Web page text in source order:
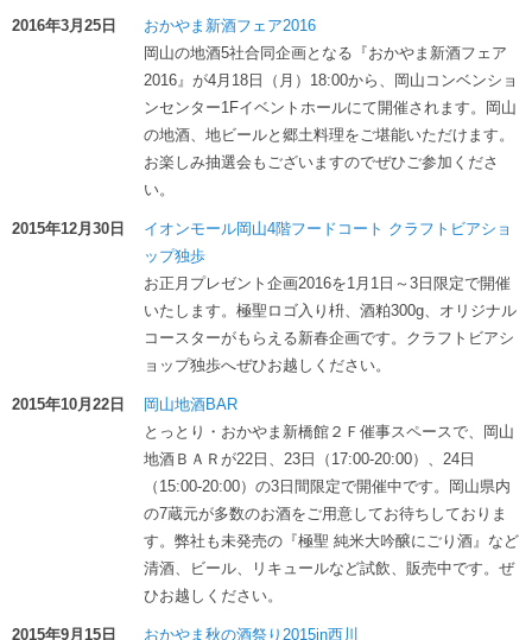
2016年3月25日
おかやま新酒フェア2016
岡山の地酒5社合同企画となる『おかやま新酒フェア
2016』が4月18日（月）18:00から、岡山コンベンショ
ンセンター1Fイベントホールにて開催されます。岡山
の地酒、地ビールと郷土料理をご堪能いただけます。
お楽しみ抽選会もございますのでぜひご参加くださ
い。
2015年12月30日
イオンモール岡山4階フードコート クラフトビアショ
ップ独歩
お正月プレゼント企画2016を1月1日～3日限定で開催
いたします。極聖ロゴ入り枡、酒粕300g、オリジナル
コースターがもらえる新春企画です。クラフトビアシ
ョップ独歩へぜひお越しください。
2015年10月22日
岡山地酒BAR
とっとり・おかやま新橋館２Ｆ催事スペースで、岡山
地酒ＢＡＲが22日、23日（17:00-20:00）、24日
（15:00-20:00）の3日間限定で開催中です。岡山県内
の7蔵元が多数のお酒をご用意してお待ちしておりま
す。弊社も未発売の『極聖 純米大吟醸にごり酒』など
清酒、ビール、リキュールなど試飲、販売中です。ぜ
ひお越しください。
2015年9月15日 おかやま秋の酒祭り2015in西川